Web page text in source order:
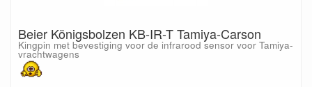
Beier Königsbolzen KB-IR-T Tamiya-Carson
Kingpin met bevestiging voor de infrarood sensor voor Tamiya-
vrachtwagens